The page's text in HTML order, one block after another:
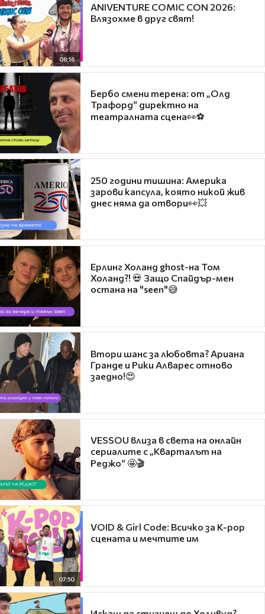
08:16
ANIVENTURE COMIC CON 2026:
Влязохме в друг свят!
Бербо смени терена: от „Олд
Трафорд“ директно на
театралната сцена👀⚽
250 години тишина: Америка
зарови капсула, която никой жив
днес няма да отвори👀💥
Ерлинг Холанд ghost-на Том
Холанд?! 💀 Защо Спайдър-мен
остана на "seen"😅
Втори шанс за любовта? Ариана
Гранде и Рики Алварес отново
заедно!😍
VESSOU влиза в света на онлайн
сериалите с „Кварталът на
Реджо“ 🤩🎬
07:50
VOID & Girl Code: Всичко за K-pop
сцената и мечтите им